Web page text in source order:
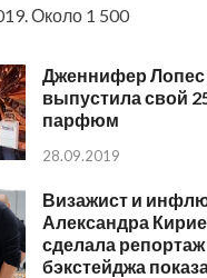
Около 1 500
Дженнифер Лопес
выпустила свой
парфюм
28.09.2019
Визажист и
Александра
сделала репортаж
бэкстейджа